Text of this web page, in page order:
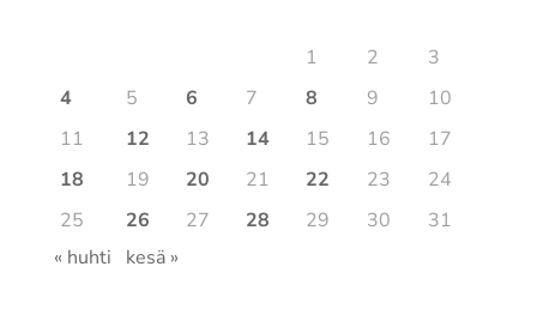
1
2
3
4
5 6 7 8 9
10
11
12 13 14 15 16
17
18
19 20 21 22 23
24
25
26 27 28 29 30
31
« huhti
kesä »